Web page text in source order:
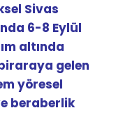
Sivas
6-8 Eylül
altında
gelen
yöresel
beraberlik